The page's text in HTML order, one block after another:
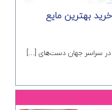
بهترین مایع